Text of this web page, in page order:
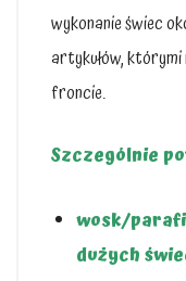
wykonanie świec
artykułów,
froncie.
Szczególnie
wosk/
dużych